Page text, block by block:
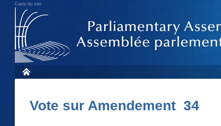
Carte du site
Vote sur Amendement 34